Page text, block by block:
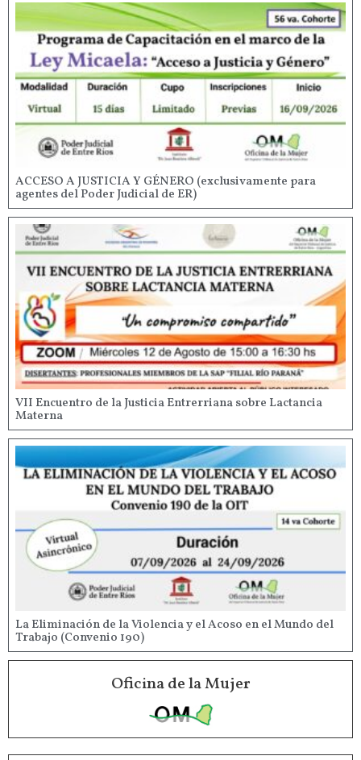
ACCESO A JUSTICIA Y GÉNERO (exclusivamente para
agentes del Poder Judicial de ER)
VII Encuentro de la Justicia Entrerriana sobre Lactancia
Materna
La Eliminación de la Violencia y el Acoso en el Mundo del
Trabajo (Convenio 190)
Oficina de la Mujer